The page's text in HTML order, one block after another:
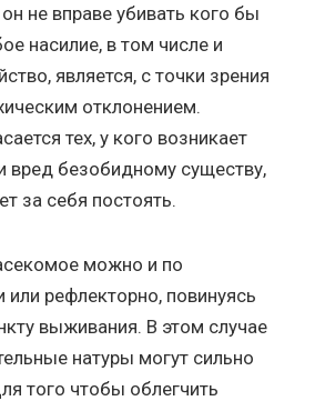
не вправе убивать кого бы
насилие, в том числе и
является, с точки зрения
отклонением.
тех, у кого возникает
вред безобидному существу,
за себя постоять.
можно и по
или рефлекторно, повинуясь
выживания. В этом случае
натуры могут сильно
того чтобы облегчить